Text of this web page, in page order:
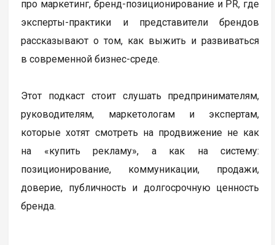
про маркетинг, бренд-позиционирование и PR, где
эксперты-практики и представители брендов
рассказывают о том, как выжить и развиваться
в современной бизнес-среде.
Этот подкаст стоит слушать предпринимателям,
руководителям, маркетологам и экспертам,
которые хотят смотреть на продвижение не как
на «купить рекламу», а как на систему:
позиционирование, коммуникации, продажи,
доверие, публичность и долгосрочную ценность
бренда.